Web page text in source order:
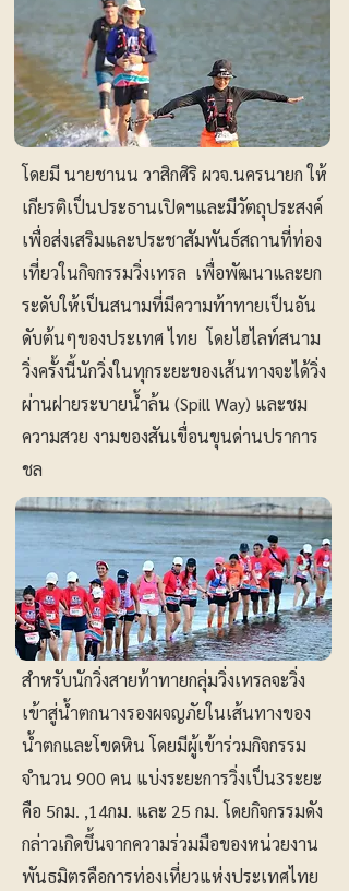
โดยมี นายชานน วาสิกศิริ ผวจ.นครนายก ให้
เกียรติเป็นประธานเปิดฯและมีวัตถุประสงค์
เพื่อส่งเสริมและประชาสัมพันธ์สถานที่ท่อง
เที่ยวในกิจกรรมวิ่งเทรล เพื่อพัฒนาและยก
ระดับให้เป็นสนามที่มีความท้าทายเป็นอัน
ดับต้นๆของประเทศ ไทย โดยไฮไลท์สนาม
วิ่งครั้งนี้นักวิ่งในทุกระยะของเส้นทางจะได้วิ่ง
ผ่านฝายระบายน้ำล้น (Spill Way) และชม
ความสวย งามของสันเขื่อนขุนด่านปราการ
ชล
สำหรับนักวิ่งสายท้าทายกลุ่มวิ่งเทรลจะวิ่ง
เข้าสู่น้ำตกนางรองผจญภัยในเส้นทางของ
น้ำตกและโขดหิน โดยมีผู้เข้าร่วมกิจกรรม
จำนวน 900 คน แบ่งระยะการวิ่งเป็น3ระยะ
คือ 5กม. ,14กม. และ 25 กม. โดยกิจกรรมดัง
กล่าวเกิดขึ้นจากความร่วมมือของหน่วยงาน
พันธมิตรคือการท่องเที่ยวแห่งประเทศไทย